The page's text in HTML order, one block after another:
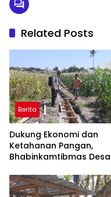
Related Posts
Berita
Dukung Ekonomi dan
Ketahanan Pangan,
Bhabinkamtibmas Desa
Cek Kualitas Hasil
Pertanian